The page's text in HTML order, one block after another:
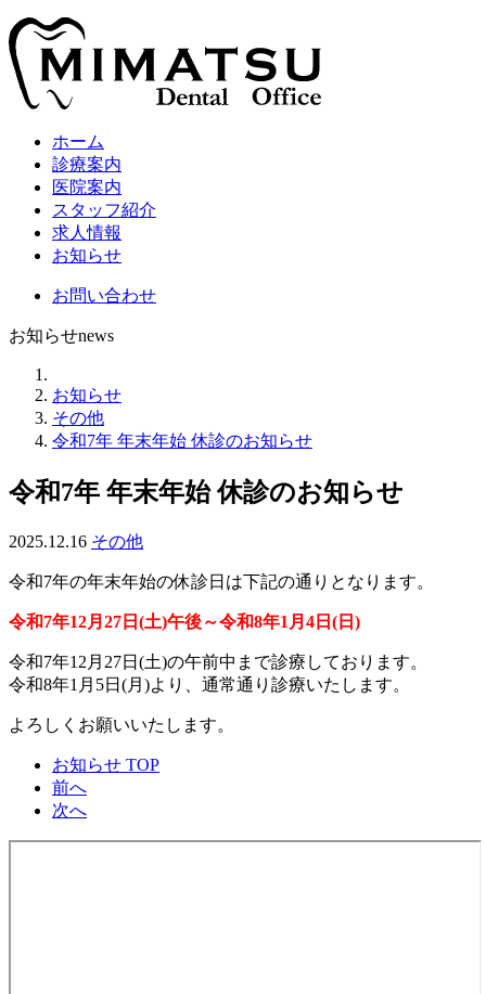
ホーム
診療案内
医院案内
スタッフ紹介
求人情報
お知らせ
お問い合わせ
お知らせnews
松
デ
ン
ル
フ
ス
お知らせ
その他
令和7年 年末年始 休診のお知らせ
令和7年 年末年始 休診のお知らせ
2025.12.16 2025.12.16
その他
令和7年の年末年始の休診日は下記の通りとなります。
令和7年12月27日(土)午後～令和8年1月4日(日)
令和7年12月27日(土)の午前中まで診療しております。
令和8年1月5日(月)より、通常通り診療いたします。
よろしくお願いいたします。
お知らせ TOP
前へ
次へ